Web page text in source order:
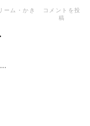
ーム・かき
コメントを投
稿
…